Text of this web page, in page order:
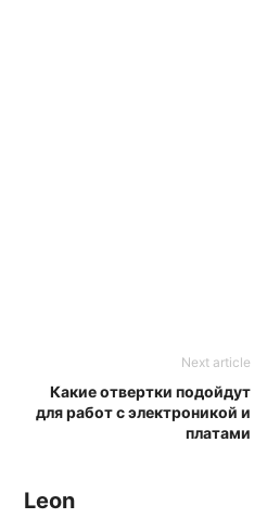
Next article
Какие отвертки подойдут
для работ с электроникой и
платами
Leon